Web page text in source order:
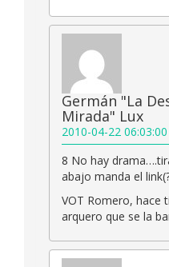
Germán "La
Mirada" Lux
2010-04-22 06:03:00
8 No hay
abajo manda el
VOT Romero, hace
arquero que se la